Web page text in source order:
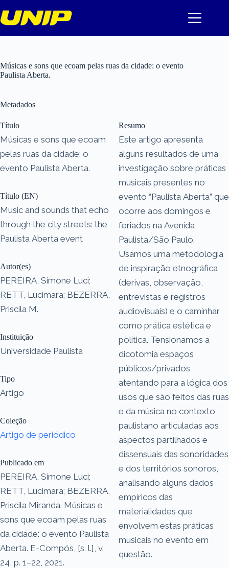
para
o
Músicas e sons que ecoam pelas ruas da cidade: o evento
Paulista Aberta.
Metadados
Título
Músicas e sons que ecoam
pelas ruas da cidade: o
evento Paulista Aberta.
Título (EN)
Music and sounds that echo
through the city streets: the
Paulista Aberta event
Autor(es)
PEREIRA, Simone Luci;
RETT, Lucimara; BEZERRA,
Priscila M.
Instituição
Universidade Paulista
Tipo
Artigo
Coleção
Artigo de periódico
Publicado em
PEREIRA, Simone Luci;
RETT, Lucimara; BEZERRA,
Priscila Miranda. Músicas e
sons que ecoam pelas ruas
da cidade: o evento Paulista
Aberta. E-Compós, [s. l.], v.
24, p. 1–22, 2021.
Resumo
Este artigo apresenta
alguns resultados de uma
investigação sobre práticas
musicais presentes no
evento “Paulista Aberta” que
ocorre aos domingos e
feriados na Avenida
Paulista/São Paulo.
Usamos uma metodologia
de inspiração etnográfica
(derivas, observação,
entrevistas e registros
audiovisuais) e o caminhar
como prática estética e
política. Tensionamos a
dicotomia espaços
públicos/privados
atentando para a lógica dos
usos que são feitos das ruas
e da música no contexto
paulistano articuladas aos
aspectos partilhados e
dissensuais das sonoridades
e dos territórios sonoros,
analisando alguns dados
empíricos das
materialidades que
envolvem estas práticas
musicais no evento em
questão.